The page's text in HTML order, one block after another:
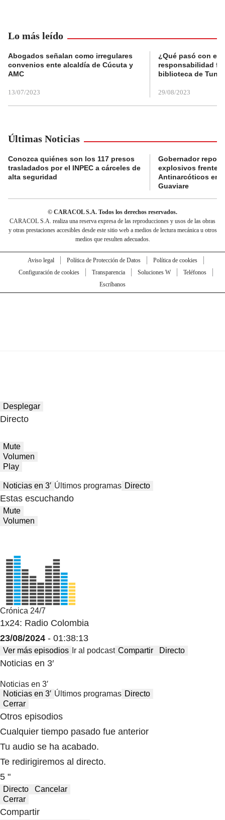
Lo más leído
Abogados señalan como irregulares
convenios ente alcaldía de Cúcuta y
AMC
13/07/2023
¿Qué pasó con el
responsabilidad
biblioteca de
29/08/2023
Últimas Noticias
Conozca quiénes son los 117 presos
trasladados por el INPEC a cárceles de
alta seguridad
Gobernador
explosivos frente a
Antinarcóticos en
Guaviare
© CARACOL S.A. Todos los derechos reservados.
CARACOL S.A. realiza una reserva expresa de las reproducciones y usos de las obras
y otras prestaciones accesibles desde este sitio web a medios de lectura mecánica u otros
medios que resulten adecuados.
Aviso legal Política de Protección de Datos
Política de cookies
Configuración de cookies
Transparencia Soluciones W
Teléfonos
Escríbanos
Desplegar
Directo
Mute
Volumen
Play
Noticias en 3′ Últimos programas Directo
Estas escuchando
Mute
Volumen
Crónica 24/7
1x24: Radio Colombia
23/08/2024 - 01:38:13
Ver más episodios Ir al podcast Compartir Directo
Noticias en 3′
Noticias en 3′
Noticias en 3′ Últimos programas Directo
Cerrar
Otros episodios
Cualquier tiempo pasado fue anterior
Tu audio se ha acabado.
Te redirigiremos al directo.
5 "
Directo
Cancelar
Cerrar
Compartir